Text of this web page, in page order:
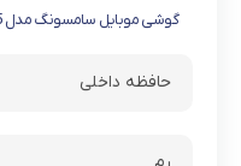
گوشی موبایل سامسونگ مدل Galaxy A05 دو سیم کارت ظرفیت 64 گیگابایت و رم 4 گیگابایت
حافظه داخلی